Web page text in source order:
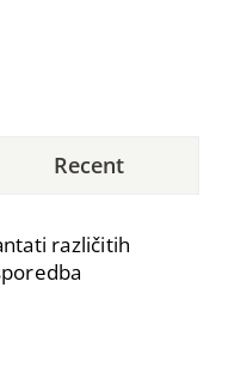
Recent
različitih